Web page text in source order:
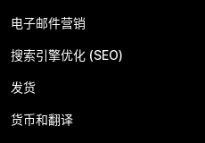
电子邮件营销
搜索引擎优化 (SEO)
发货
货币和翻译